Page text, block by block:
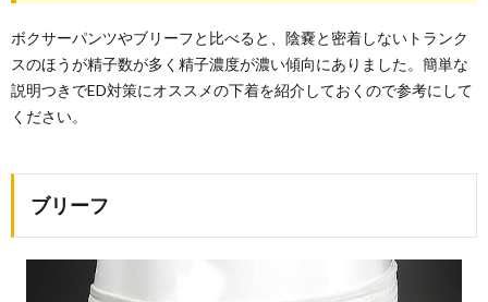
ボクサーパンツやブリーフと比べると、陰嚢と密着しないトランク
スのほうが精子数が多く精子濃度が濃い傾向にありました。簡単な
説明つきでED対策にオススメの下着を紹介しておくので参考にして
ください。
ブリーフ